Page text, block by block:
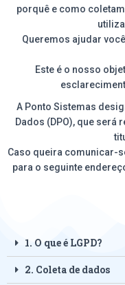
porquê e como
Queremos ajudar
Este é o nosso
A Ponto Sistemas
Dados (DPO), que
Caso queira comunicar-
para o seguinte
1. O que é LGPD?
2. Coleta de dados